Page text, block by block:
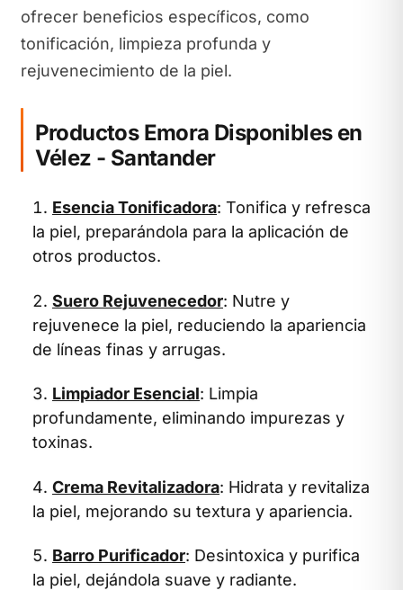
ofrecer beneficios específicos, como
tonificación, limpieza profunda y
rejuvenecimiento de la piel.
Productos Emora Disponibles en
Vélez - Santander
Esencia Tonificadora: Tonifica y refresca
la piel, preparándola para la aplicación de
otros productos.
Suero Rejuvenecedor: Nutre y
rejuvenece la piel, reduciendo la apariencia
de líneas finas y arrugas.
Limpiador Esencial: Limpia
profundamente, eliminando impurezas y
toxinas.
Crema Revitalizadora: Hidrata y revitaliza
la piel, mejorando su textura y apariencia.
Barro Purificador: Desintoxica y purifica
la piel, dejándola suave y radiante.